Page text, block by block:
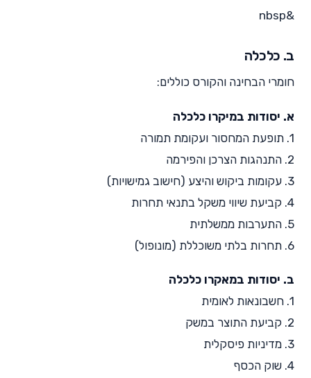
&nbsp
ב. כלכלה
חומרי הבחינה והקורס כוללים:
א. יסודות במיקרו כלכלה
1. תופעת המחסור ועקומת תמורה
2. התנהגות הצרכן והפירמה
3. עקומות ביקוש והיצע (חישוב גמישויות)
4. קביעת שיווי משקל בתנאי תחרות
5. התערבות ממשלתית
6. תחרות בלתי משוכללת (מונופול)
ב. יסודות במאקרו כלכלה
1. חשבונאות לאומית
2. קביעת התוצר במשק
3. מדיניות פיסקלית
4. שוק הכסף